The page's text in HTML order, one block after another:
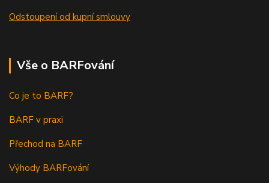
Odstoupení od kupní smlouvy
Vše o BARFování
Co je to BARF?
BARF v praxi
Přechod na BARF
Výhody BARFování